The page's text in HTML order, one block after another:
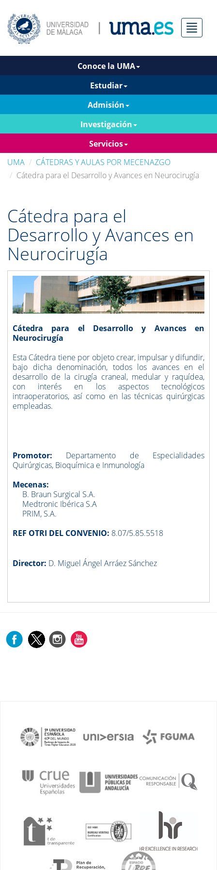
Menú
Conoce la UMA
Estudiar
Admisión
Investigación
Servicios
UMA
CÁTEDRAS Y AULAS POR MECENAZGO
Cátedra para el Desarrollo y Avances en Neurocirugía
Cátedra para el
Desarrollo y Avances en
Neurocirugía
Cátedra para el Desarrollo y Avances en
Neurocirugía
Esta Cátedra tiene por objeto crear, impulsar y difundir,
bajo dicha denominación, todos los avances en el
desarrollo de la cirugía craneal, medular y raquídea,
con interés en los aspectos tecnológicos
intraoperatorios, así como en las técnicas quirúrgicas
empleadas.
Promotor: Departamento de Especialidades
Quirúrgicas, Bioquímica e Inmunología
Mecenas:
B. Braun Surgical S.A.
Medtronic Ibérica S.A
PRIM, S.A.
REF OTRI DEL CONVENIO: 8.07/5.85.5518
Director: D. Miguel Ángel Arráez Sánchez